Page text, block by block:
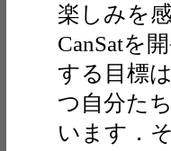
楽しみを
CanSatを
する目標
つ自分た
います．